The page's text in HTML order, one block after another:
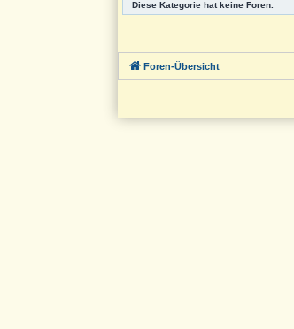
Diese Kategorie hat keine Foren.
Foren-Übersicht